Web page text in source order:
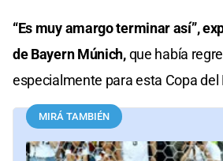
“Es muy amargo terminar así”,
de Bayern Múnich,que había
especialmente para esta Copa del
MIRÁ TAMBIÉN